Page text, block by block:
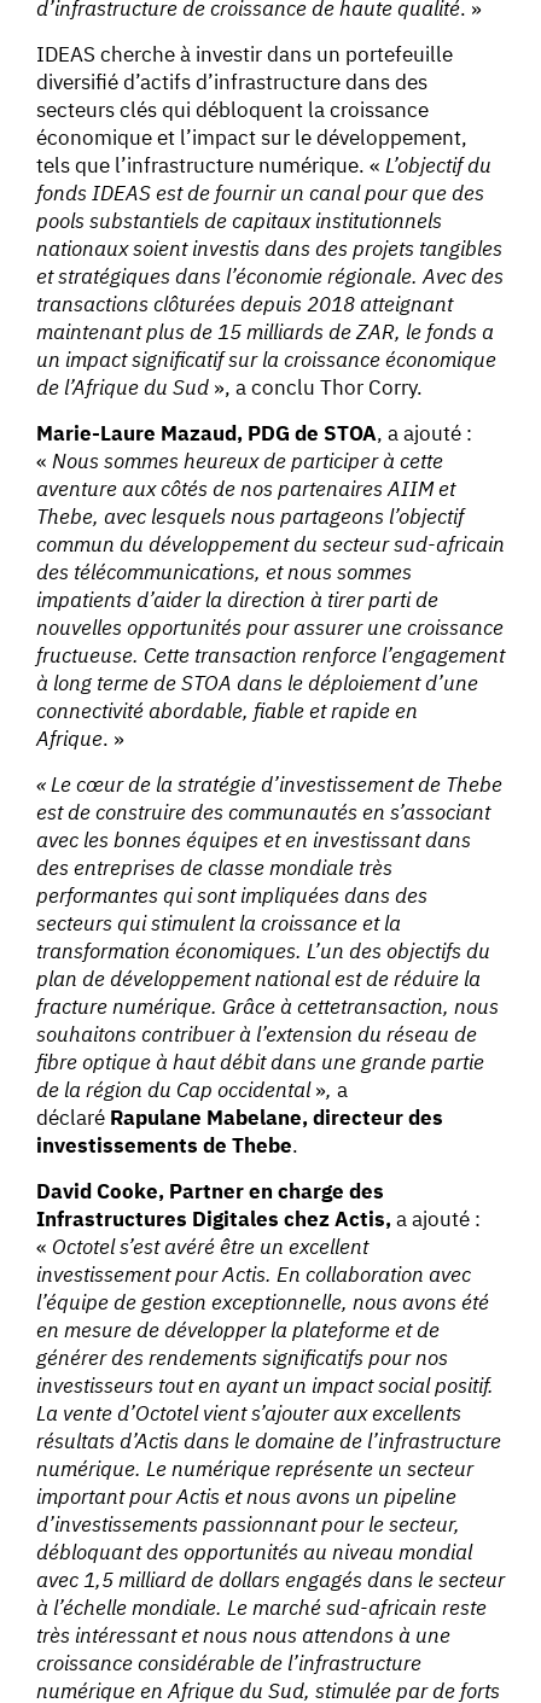
d’infrastructure de croissance de haute qualité. »
IDEAS cherche à investir dans un portefeuille
diversifié d’actifs d’infrastructure dans des
secteurs clés qui débloquent la croissance
économique et l’impact sur le développement,
tels que l’infrastructure numérique. « L’objectif du
fonds IDEAS est de fournir un canal pour que des
pools substantiels de capitaux institutionnels
nationaux soient investis dans des projets tangibles
et stratégiques dans l’économie régionale. Avec des
transactions clôturées depuis 2018 atteignant
maintenant plus de 15 milliards de ZAR, le fonds a
un impact significatif sur la croissance économique
de l’Afrique du Sud », a conclu Thor Corry.
Marie-Laure Mazaud, PDG de STOA, a ajouté :
« Nous sommes heureux de participer à cette
aventure aux côtés de nos partenaires AIIM et
Thebe, avec lesquels nous partageons l’objectif
commun du développement du secteur sud-africain
des télécommunications, et nous sommes
impatients d’aider la direction à tirer parti de
nouvelles opportunités pour assurer une croissance
fructueuse. Cette transaction renforce l’engagement
à long terme de STOA dans le déploiement d’une
connectivité abordable, fiable et rapide en
Afrique. »
« Le cœur de la stratégie d’investissement de Thebe
est de construire des communautés en s’associant
avec les bonnes équipes et en investissant dans
des entreprises de classe mondiale très
performantes qui sont impliquées dans des
secteurs qui stimulent la croissance et la
transformation économiques. L’un des objectifs du
plan de développement national est de réduire la
fracture numérique. Grâce à cettetransaction, nous
souhaitons contribuer à l’extension du réseau de
fibre optique à haut débit dans une grande partie
de la région du Cap occidental», a
déclaré Rapulane Mabelane, directeur des
investissements de Thebe.
David Cooke, Partner en charge des
Infrastructures Digitales chez Actis,a ajouté :
« Octotel s’est avéré être un excellent
investissement pour Actis. En collaboration avec
l’équipe de gestion exceptionnelle, nous avons été
en mesure de développer la plateforme et de
générer des rendements significatifs pour nos
investisseurs tout en ayant un impact social positif.
La vente d’Octotel vient s’ajouter aux excellents
résultats d’Actis dans le domaine de l’infrastructure
numérique. Le numérique représente un secteur
important pour Actis et nous avons un pipeline
d’investissements passionnant pour le secteur,
débloquant des opportunités au niveau mondial
avec 1,5 milliard de dollars engagés dans le secteur
à l’échelle mondiale. Le marché sud-africain reste
très intéressant et nous nous attendons à une
croissance considérable de l’infrastructure
numérique en Afrique du Sud, stimulée par de forts